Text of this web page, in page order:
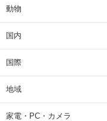
動物
国内
国際
地域
家電・PC・カメラ